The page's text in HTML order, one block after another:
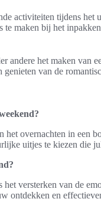
activiteiten tijdens
maken bij het
andere het maken van
van de
overnachten in een
uitjes te kiezen die
versterken van de
ontdekken en